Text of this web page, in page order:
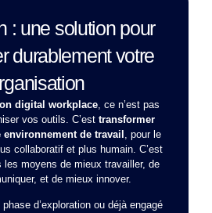
: une solution pour
durablement votre
digital workplace, ce n’est pas
vos outils. C’est transformer
de travail , pour le
collaboratif et plus humain. C’est
les moyens de mieux travailler, de
et de mieux innover.
d’exploration ou déjà engagé